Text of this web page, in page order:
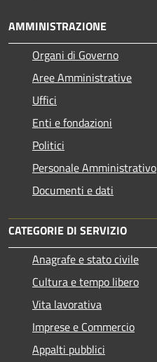
AMMINISTRAZIONE
Organi di Governo
Aree Amministrative
Uffici
Enti e fondazioni
Politici
Personale Amministrativo
Documenti e dati
CATEGORIE DI SERVIZIO
Anagrafe e stato civile
Cultura e tempo libero
Vita lavorativa
Imprese e Commercio
Appalti pubblici